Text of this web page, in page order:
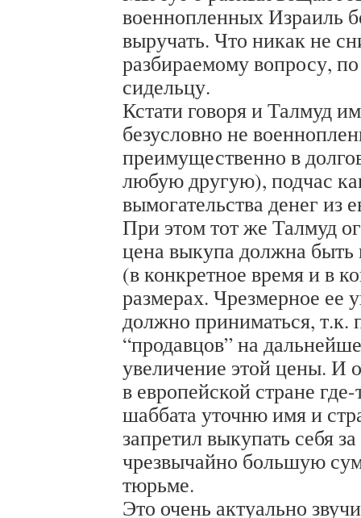
военнопленных Израиль
выручать. Что никак не
разбираемому вопросу,
сидельцу.
Кстати говоря и Талмуд
безусловно не
преимущественно в
любую другую), подчас
вымогательства денег из
При этом тот же Талмуд
цена выкупа должна быть
(в конкретное время и в
размерах. Чрезмерное ее
должно приниматься, т.к.
“продавцов” на
увеличение этой цены. И
в европейской стране
шаббата уточню имя и
запретил выкупать себя
чрезвычайно большую
тюрьме.
Это очень актуально